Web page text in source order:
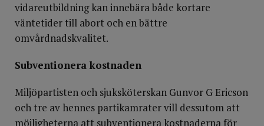
vidareutbildning kan innebära både kortare
väntetider till abort och en bättre
omvårdnadskvalitet.
Subventionera kostnaden
Miljöpartisten och sjuksköterskan Gunvor G Ericson
och tre av hennes partikamrater vill dessutom att
möjligheterna att subventionera kostnaderna för